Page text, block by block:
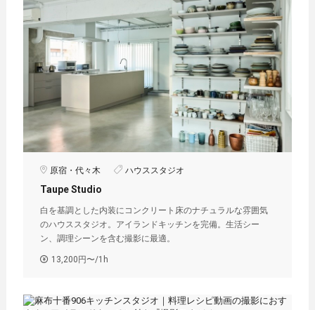
原宿・代々木 ハウススタジオ
Taupe Studio
白を基調とした内装にコンクリート床のナチュラルな雰囲気
のハウススタジオ。アイランドキッチンを完備。生活シー
ン、調理シーンを含む撮影に最適。
13,200円〜/1h